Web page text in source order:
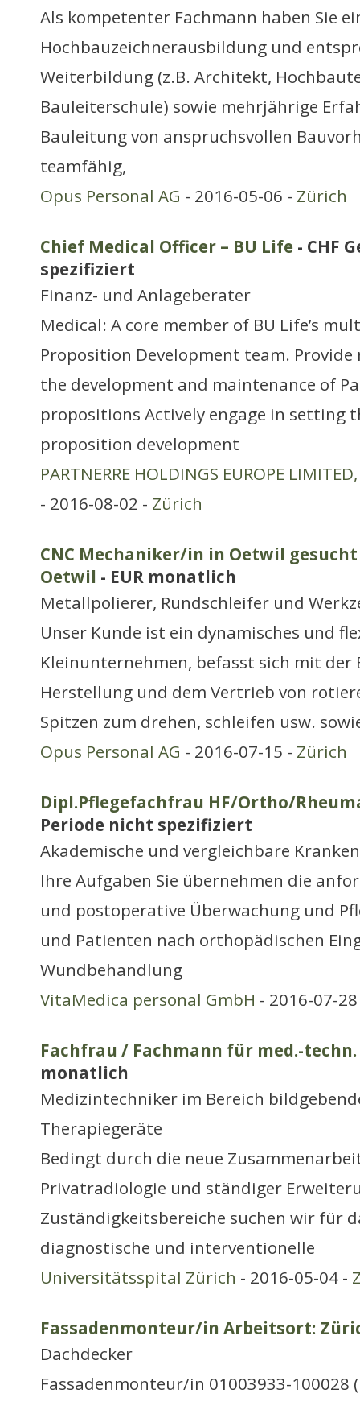
Als kompetenter Fachmann haben Sie
Hochbauzeichnerausbildung und
Weiterbildung (z.B. Architekt,
Bauleiterschule) sowie mehrjährige
Bauleitung von anspruchsvollen
teamfähig,
Opus Personal AG - 2016-05-06 - Zürich
Chief Medical Officer – BU Life - CHF
spezifiziert
Finanz- und Anlageberater
Medical: A core member of BU Life’s
Proposition Development team.
the development and maintenance of
propositions Actively engage in setting
proposition development
PARTNERRE HOLDINGS EUROPE
- 2016-08-02 - Zürich
CNC Mechaniker/in in Oetwil
Oetwil - EUR monatlich
Metallpolierer, Rundschleifer und
Unser Kunde ist ein dynamisches und
Kleinunternehmen, befasst sich mit der
Herstellung und dem Vertrieb von
Spitzen zum drehen, schleifen usw.
Opus Personal AG - 2016-07-15 - Zürich
Dipl.Pflegefachfrau HF/Ortho/
Periode nicht spezifiziert
Akademische und vergleichbare
Ihre Aufgaben Sie übernehmen die
und postoperative Überwachung und
und Patienten nach orthopädischen
Wundbehandlung
VitaMedica personal GmbH - 2016-07-
Fachfrau / Fachmann für med.-
monatlich
Medizintechniker im Bereich
Therapiegeräte
Bedingt durch die neue
Privatradiologie und ständiger
Zuständigkeitsbereiche suchen wir für
diagnostische und interventionelle
Universitätsspital Zürich - 2016-05-04 -
Fassadenmonteur/in Arbeitsort:
Dachdecker
Fassadenmonteur/in 01003933-100028